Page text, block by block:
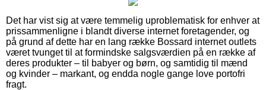
Det har vist sig at være temmelig uproblematisk for enhver at
prissammenligne i blandt diverse internet foretagender, og
på grund af dette har en lang række Bossard internet outlets
været tvunget til at formindske salgsværdien på en række af
deres produkter – til babyer og børn, og samtidig til mænd
og kvinder – markant, og endda nogle gange love portofri
fragt.